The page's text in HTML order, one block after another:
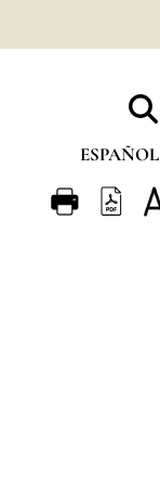
ESPAÑOL
FRANÇAIS